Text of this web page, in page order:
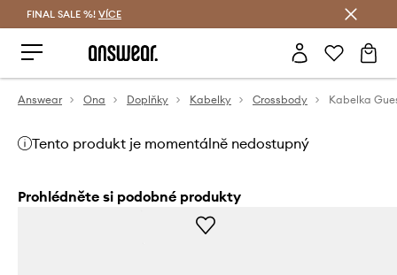
FINAL SALE %! VÍCE
Answear Ona Doplňky Kabelky Crossbody Kabelka
Tento produkt je momentálně nedostupný
Prohlédněte si podobné produkty